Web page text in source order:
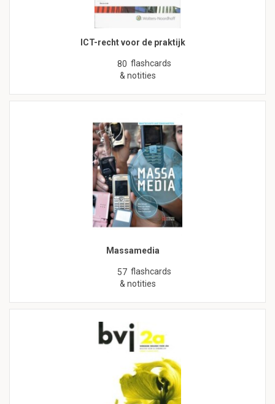
ICT-recht voor de praktijk
80 flashcards
& notities
Massamedia
57 flashcards
& notities